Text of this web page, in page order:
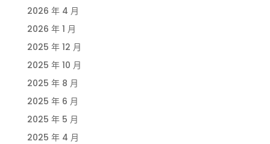
2026 年 4 月
2026 年 1 月
2025 年 12 月
2025 年 10 月
2025 年 8 月
2025 年 6 月
2025 年 5 月
2025 年 4 月